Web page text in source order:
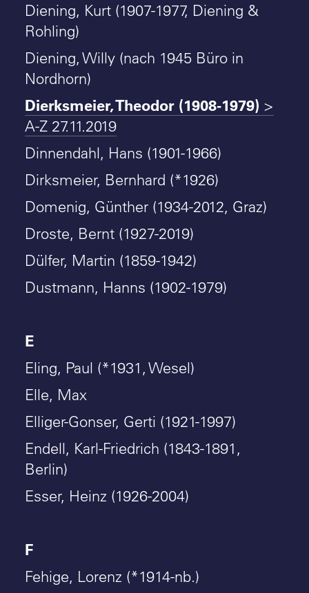
Diening, Kurt (1907-1977, Diening &
Rohling)
Diening, Willy (nach 1945 Büro in
Nordhorn)
Dierksmeier, Theodor (1908-1979) >
A-Z 27.11.2019
Dinnendahl, Hans (1901-1966)
Dirksmeier, Bernhard (*1926)
Domenig, Günther (1934-2012, Graz)
Droste, Bernt (1927-2019)
Dülfer, Martin (1859-1942)
Dustmann, Hanns (1902-1979)
E
Eling, Paul (*1931, Wesel)
Elle, Max
Elliger-Gonser, Gerti (1921-1997)
Endell, Karl-Friedrich (1843-1891,
Berlin)
Esser, Heinz (1926-2004)
F
Fehige, Lorenz (*1914-nb.)